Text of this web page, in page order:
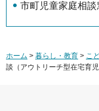
市町児童家庭相談
ホーム > 暮らし・教育 > こ
談（アウトリーチ型在宅育児